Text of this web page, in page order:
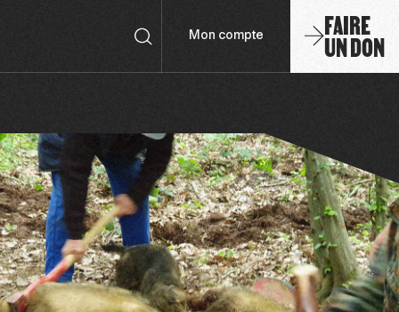
Mon compte FAIRE
UN DON